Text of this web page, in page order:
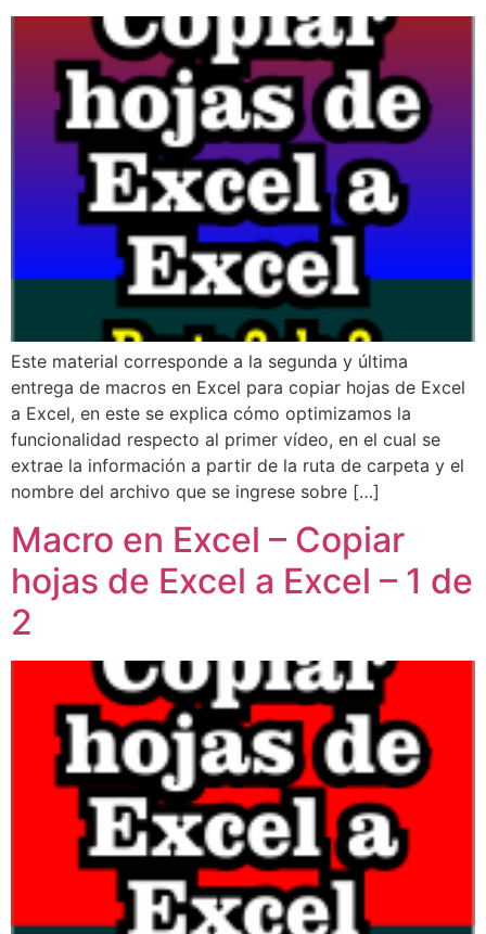
Este material corresponde a la segunda y última
entrega de macros en Excel para copiar hojas de Excel
a Excel, en este se explica cómo optimizamos la
funcionalidad respecto al primer vídeo, en el cual se
extrae la información a partir de la ruta de carpeta y el
nombre del archivo que se ingrese sobre […]
Macro en Excel – Copiar
hojas de Excel a Excel – 1 de
2